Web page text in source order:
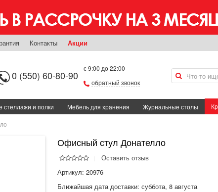
Контакты Акции
0 (550) 60-80-90
с 9:00 до 22:00
обратный звонок
стеллажи и полки Мебель для хранения Журнальные столы
Офисный стул Донателло
Оставить отзыв
Артикул: 20976
Ближайшая дата доставки: суббота, 8 августа